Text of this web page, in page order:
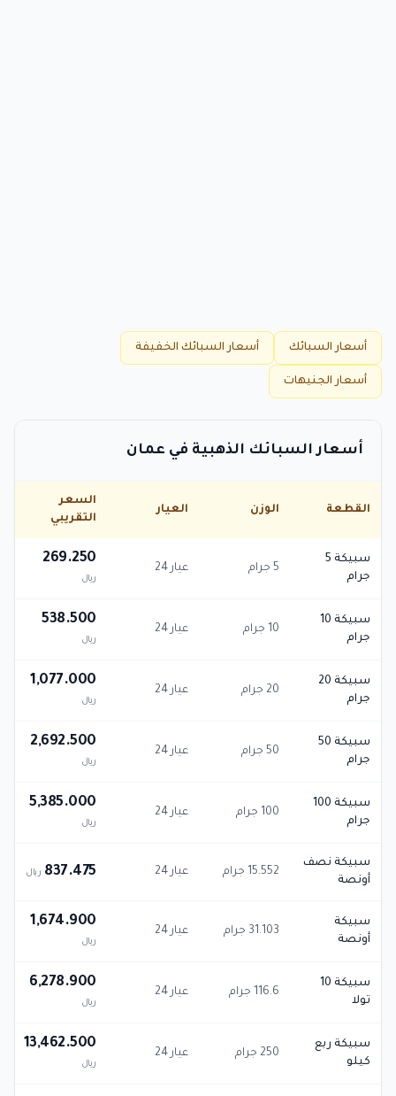
أسعار السبائك أسعار السبائك الخفيفة
أسعار الجنيهات
أسعار السبائك الذهبية في عمان
القطعة الوزن العيار
السعر
التقريبي
سبيكة 5
جرام
5 جرام عيار 24
269.250
ريال
سبيكة 10
جرام
10 جرام عيار 24
538.500
ريال
سبيكة 20
جرام
20 جرام عيار 24
1,077.000
ريال
سبيكة 50
جرام
50 جرام عيار 24
2,692.500
ريال
سبيكة 100
جرام
100 جرام عيار 24
5,385.000
ريال
سبيكة نصف
أونصة
15.552 جرام عيار 24 837.475 ريال
سبيكة
أونصة
31.103 جرام عيار 24
1,674.900
ريال
سبيكة 10
تولا
116.6 جرام عيار 24
6,278.900
ريال
سبيكة ربع
كيلو
250 جرام عيار 24
13,462.500
ريال